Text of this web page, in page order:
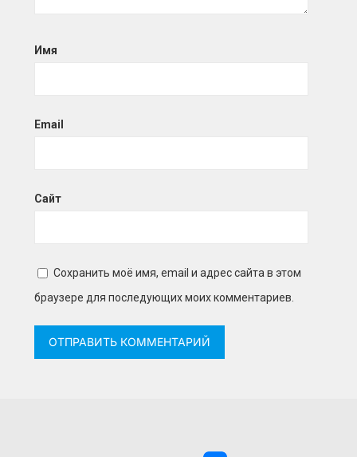
Имя
Email
Сайт
Сохранить моё имя, email и адрес сайта в этом
браузере для последующих моих комментариев.